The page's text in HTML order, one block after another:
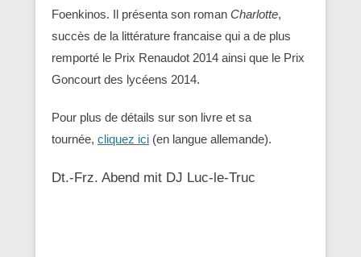
Foenkinos. Il présenta son roman Charlotte,
succès de la littérature francaise qui a de plus
remporté le Prix Renaudot 2014 ainsi que le Prix
Goncourt des lycéens 2014.
Pour plus de détails sur son livre et sa
tournée, cliquez ici (en langue allemande).
Dt.-Frz. Abend mit DJ Luc-le-Truc